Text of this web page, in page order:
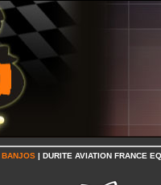
BANJOS | DURITE AVIATION FRANCE